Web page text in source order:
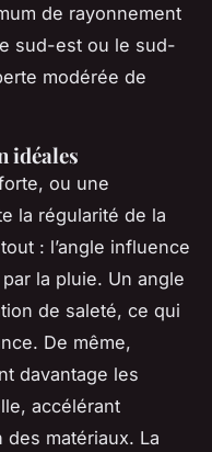
de rayonnement
sud-est ou le sud-
modérée de
idéales
ou une
la régularité de la
: l’angle influence
la pluie. Un angle
de saleté, ce qui
De même,
davantage les
accélérant
matériaux. La